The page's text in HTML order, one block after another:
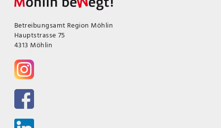
Betreibungsamt Region Möhlin
Hauptstrasse 75
4313 Möhlin